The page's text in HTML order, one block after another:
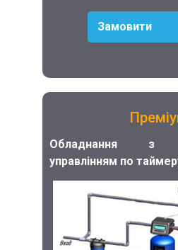
Замовити
Обладнання з
управлінням по